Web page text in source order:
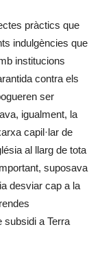
pràctics que
indulgències que
institucions
contra els
ser
igualment, la
capil·lar de
al llarg de tota
suposava
desviar cap a la
subsidi a Terra